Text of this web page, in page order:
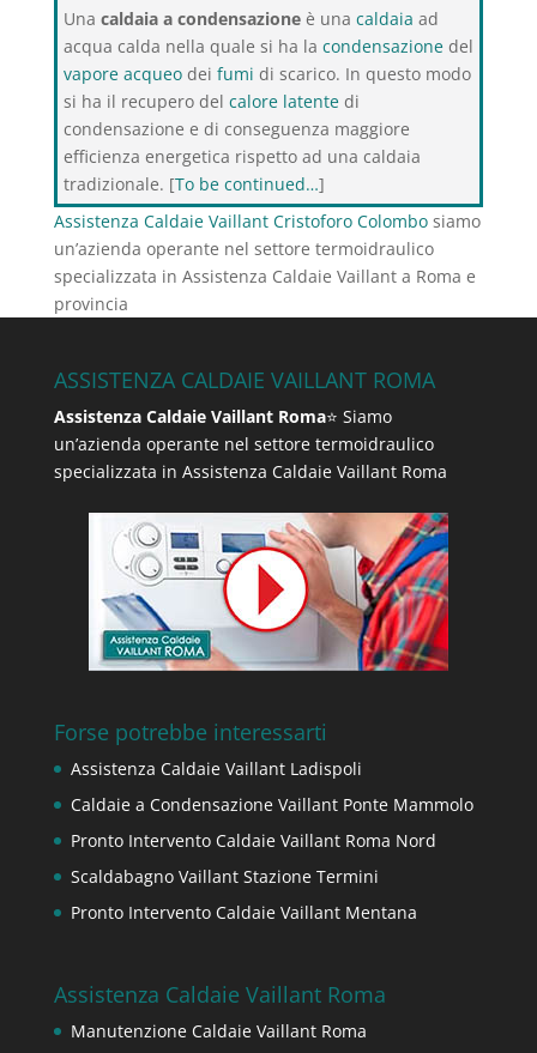
Una caldaia a condensazioneè una caldaia ad
acqua calda nella quale si ha la condensazionedel
vapore acqueodei fumi di scarico. In questo modo
si ha il recupero del calore latentedi
condensazione e di conseguenza maggiore
efficienza energetica rispetto ad una caldaia
tradizionale. [To be continued…]
Assistenza Caldaie Vaillant Cristoforo Colombosiamo
un’azienda operante nel settore termoidraulico
specializzata in Assistenza Caldaie Vaillant a Roma e
provincia
ASSISTENZA CALDAIE VAILLANT ROMA
Assistenza Caldaie Vaillant Roma⭐ Siamo
un’azienda operante nel settore termoidraulico
specializzata in Assistenza Caldaie Vaillant Roma
Forse potrebbe interessarti
Assistenza Caldaie Vaillant Ladispoli
Caldaie a Condensazione Vaillant Ponte Mammolo
Pronto Intervento Caldaie Vaillant Roma Nord
Scaldabagno Vaillant Stazione Termini
Pronto Intervento Caldaie Vaillant Mentana
Assistenza Caldaie Vaillant Roma
Manutenzione Caldaie Vaillant Roma